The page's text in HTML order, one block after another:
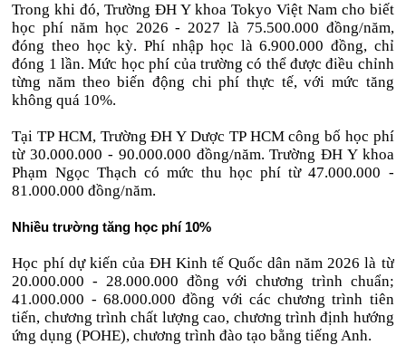
Trong khi đó, Trường ĐH Y khoa Tokyo Việt Nam cho biết
học phí năm học 2026 - 2027 là 75.500.000 đồng/năm,
đóng theo học kỳ. Phí nhập học là 6.900.000 đồng, chỉ
đóng 1 lần. Mức học phí của trường có thể được điều chỉnh
từng năm theo biến động chi phí thực tế, với mức tăng
không quá 10%.
Tại TP HCM, Trường ĐH Y Dược TP HCM công bố học phí
từ 30.000.000 - 90.000.000 đồng/năm. Trường ĐH Y khoa
Phạm Ngọc Thạch có mức thu học phí từ 47.000.000 -
81.000.000 đồng/năm.
Nhiều trường tăng học phí 10%
Học phí dự kiến của ĐH Kinh tế Quốc dân năm 2026 là từ
20.000.000 - 28.000.000 đồng với chương trình chuẩn;
41.000.000 - 68.000.000 đồng với các chương trình tiên
tiến, chương trình chất lượng cao, chương trình định hướng
ứng dụng (POHE), chương trình đào tạo bằng tiếng Anh.